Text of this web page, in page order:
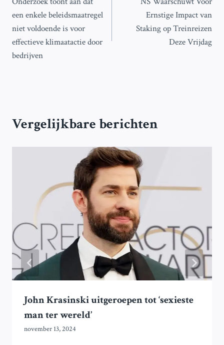
navigatie
een enkele beleidsmaatregel
niet voldoende is voor
effectieve klimaatactie door
bedrijven
Ernstige Impact van
Staking op Treinreizen
Deze Vrijdag
Vergelijkbare berichten
John Krasinski uitgeroepen tot ‘sexieste
man ter wereld’
november 13, 2024